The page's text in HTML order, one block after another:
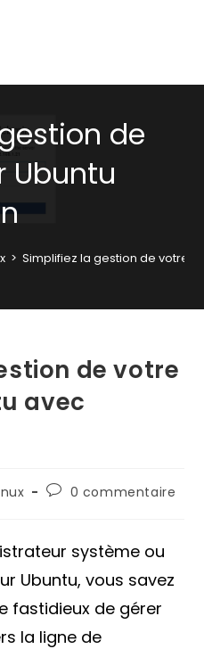
de
Ubuntu
> Simplifiez la gestion de votre
de votre
avec
Commentaires
publication :
0 commentaire
système ou
Ubuntu, vous savez
fastidieux de gérer
la ligne de